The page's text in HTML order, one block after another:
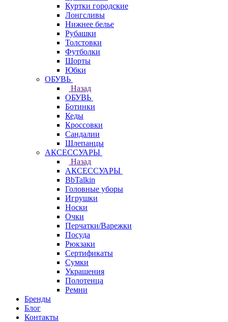
Куртки городские
Лонгсливы
Нижнее белье
Рубашки
Толстовки
Футболки
Шорты
Юбки
ОБУВЬ
Назад
ОБУВЬ
Ботинки
Кеды
Кроссовки
Сандалии
Шлепанцы
АКСЕССУАРЫ
Назад
АКСЕССУАРЫ
BbTalkin
Головные уборы
Игрушки
Носки
Очки
Перчатки/Варежки
Посуда
Рюкзаки
Сертификаты
Сумки
Украшения
Полотенца
Ремни
Бренды
Блог
Контакты